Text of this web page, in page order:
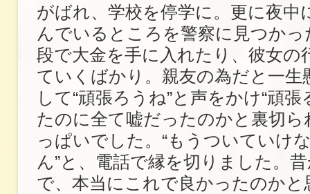
がばれ、学校を停学に。更に夜中
んでいるところを警察に見つかっ
段で大金を手に入れたり、彼女の
ていくばかり。親友の為だと一生
して“頑張ろうね”と声をかけ“頑
たのに全て嘘だったのかと裏切ら
っぱいでした。“もうついていけ
ん”と、電話で縁を切りました。
で、本当にこれで良かったのかと